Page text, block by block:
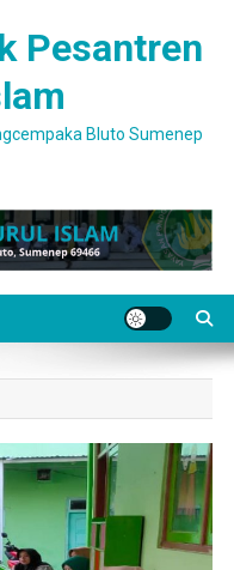
Pesantren
Bluto Sumenep